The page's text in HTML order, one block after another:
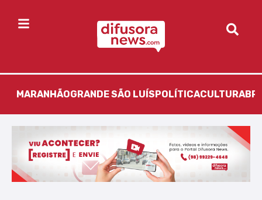
MARANHÃOGRANDE SÃO LUÍS POLÍTICACULTURA